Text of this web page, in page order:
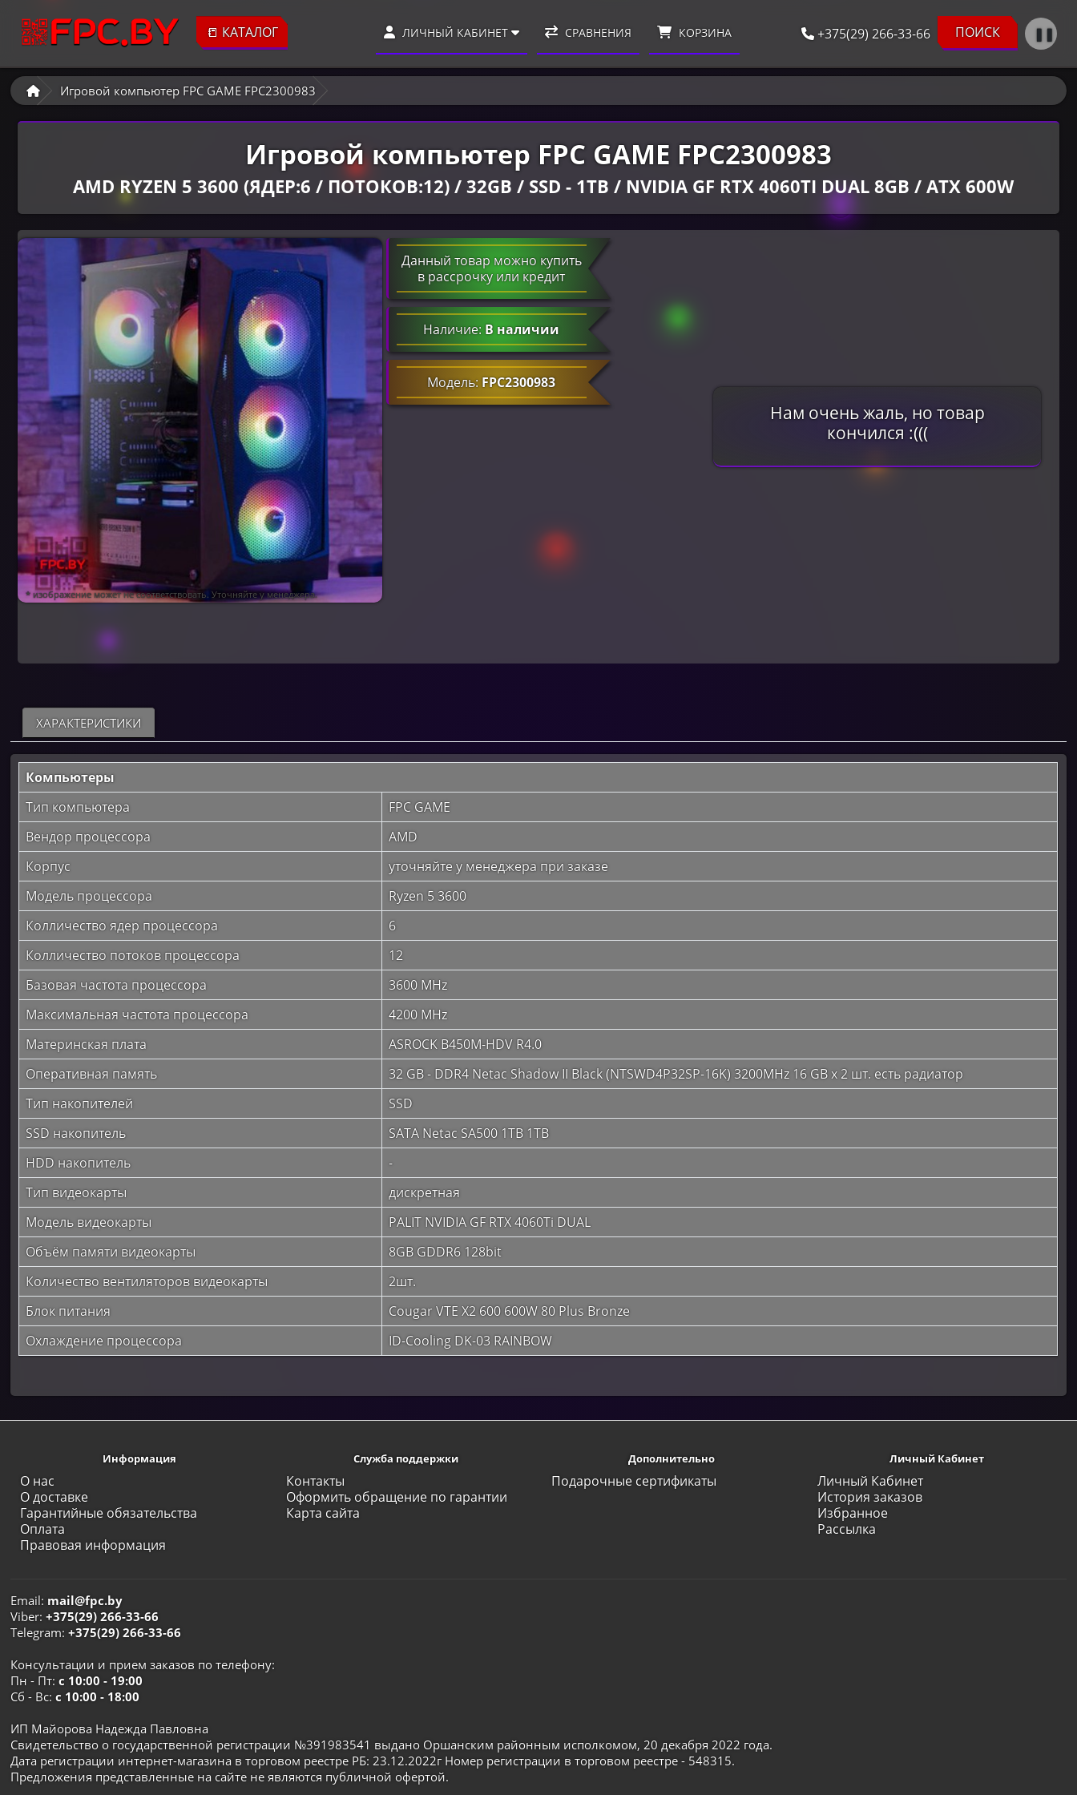
📒 КАТАЛОГ ЛИЧНЫЙ КАБИНЕТ СРАВНЕНИЯ КОРЗИНА +375(29) 266-33-66 ПОИСК ❚❚
Игровой компьютер FPC GAME FPC2300983
Игровой компьютер FPC GAME FPC2300983
AMD RYZEN 5 3600 (ЯДЕР:6 / ПОТОКОВ:12) / 32GB / SSD - 1TB / NVIDIA GF RTX 4060TI DUAL 8GB / ATX 600W
* изображение может не соответствовать. Уточняйте у менеджера.
Данный товар можно купить
в рассрочку или кредит
Наличие:В наличии
Модель:FPC2300983
Нам очень жаль, но товар
кончился :(((
ХАРАКТЕРИСТИКИ
Компьютеры
Тип компьютера
FPC GAME
Вендор процессора
AMD
Корпус
уточняйте у менеджера при заказе
Модель процессора
Ryzen 5 3600
Колличество ядер процессора
6
Колличество потоков процессора
12
Базовая частота процессора
3600 MHz
Максимальная частота процессора
4200 MHz
Материнская плата
ASROCK B450M-HDV R4.0
Оперативная память
32 GB - DDR4 Netac Shadow II Black (NTSWD4P32SP-16K) 3200MHz 16 GB x 2 шт. есть радиатор
Тип накопителей
SSD
SSD накопитель
SATA Netac SA500 1TB 1TB
HDD накопитель
-
Тип видеокарты
дискретная
Модель видеокарты
PALIT NVIDIA GF RTX 4060Ti DUAL
Объём памяти видеокарты
8GB GDDR6 128bit
Количество вентиляторов видеокарты
2шт.
Блок питания
Cougar VTE X2 600 600W 80 Plus Bronze
Охлаждение процессора
ID-Cooling DK-03 RAINBOW
Информация
О нас
О доставке
Гарантийные обязательства
Оплата
Правовая информация
Служба поддержки
Контакты
Оформить обращение по гарантии
Карта сайта
Дополнительно
Подарочные сертификаты
Личный Кабинет
Личный Кабинет
История заказов
Избранное
Рассылка
Email: mail@fpc.by
Viber:+375(29) 266-33-66
Telegram:+375(29) 266-33-66
Консультации и прием заказов по телефону:
Пн - Пт:с 10:00 - 19:00
Сб - Вс:с 10:00 - 18:00
ИП Майорова Надежда Павловна
Свидетельство о государственной регистрации №391983541 выдано Оршанским районным исполкомом, 20 декабря 2022 года.
Дата регистрации интернет-магазина в торговом реестре РБ: 23.12.2022г Номер регистрации в торговом реестре - 548315.
Предложения представленные на сайте не являются публичной офертой.